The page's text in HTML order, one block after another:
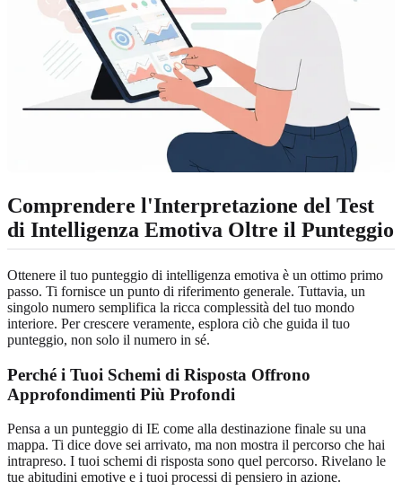
Comprendere l'Interpretazione del Test
di Intelligenza Emotiva Oltre il Punteggio
Ottenere il tuo punteggio di intelligenza emotiva è un ottimo primo
passo. Ti fornisce un punto di riferimento generale. Tuttavia, un
singolo numero semplifica la ricca complessità del tuo mondo
interiore. Per crescere veramente, esplora ciò che guida il tuo
punteggio, non solo il numero in sé.
Perché i Tuoi Schemi di Risposta Offrono
Approfondimenti Più Profondi
Pensa a un punteggio di IE come alla destinazione finale su una
mappa. Ti dice dove sei arrivato, ma non mostra il percorso che hai
intrapreso. I tuoi schemi di risposta sono quel percorso. Rivelano le
tue abitudini emotive e i tuoi processi di pensiero in azione.